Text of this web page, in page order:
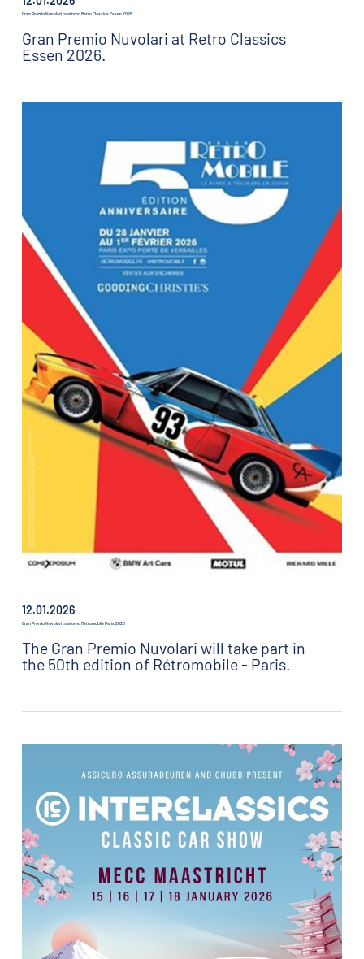
Gran Premio Nuvolari to attend Retro Classics Essen 2026
Gran Premio Nuvolari at Retro Classics
Essen 2026.
12.01.2026
Gran Premio Nuvolari to attend Rétromobile Paris 2026
The Gran Premio Nuvolari will take part in
the 50th edition of Rétromobile - Paris.